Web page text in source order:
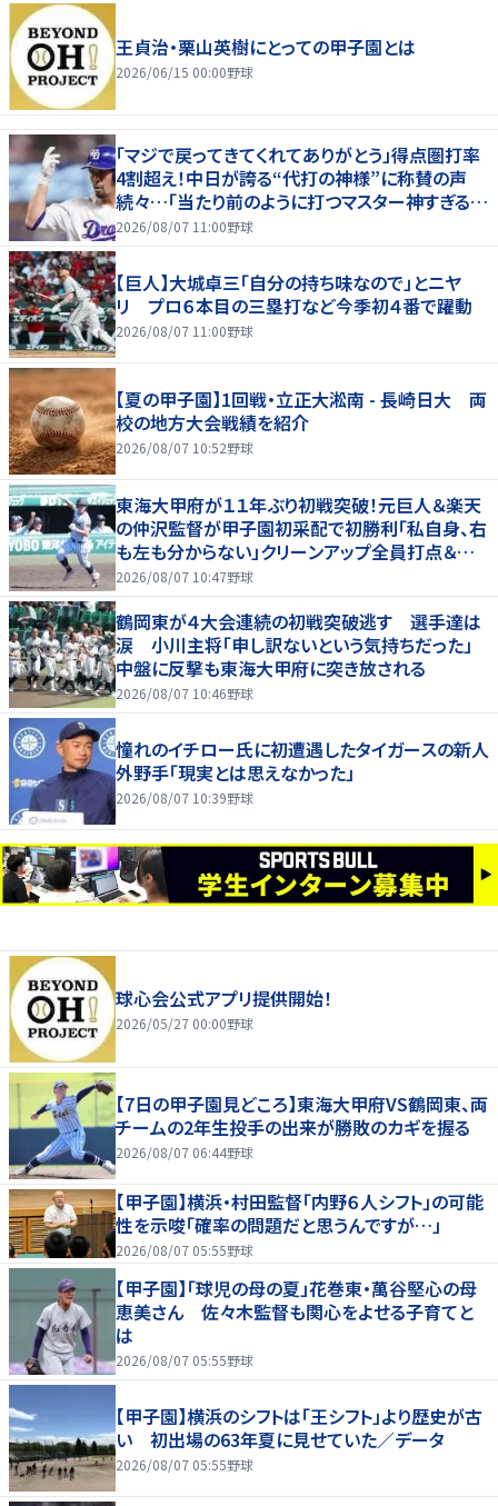
王貞治・栗山英樹にとっての甲子園とは
2026/06/15 00:00野球
「マジで戻ってきてくれてありがとう」得点圏打率
4割超え！中日が誇る“代打の神様”に称賛の声
続々…「当たり前のように打つマスター神すぎる」
「また初球で決めたな」
2026/08/07 11:00野球
【巨人】大城卓三「自分の持ち味なので」とニヤ
リ プロ６本目の三塁打など今季初４番で躍動
2026/08/07 11:00野球
【夏の甲子園】1回戦・立正大淞南 - 長崎日大 両
校の地方大会戦績を紹介
2026/08/07 10:52野球
東海大甲府が１１年ぶり初戦突破！元巨人＆楽天
の仲沢監督が甲子園初采配で初勝利「私自身、右
も左も分からない」クリーンアップ全員打点＆継
投も「理想的」
2026/08/07 10:47野球
鶴岡東が４大会連続の初戦突破逃す 選手達は
涙 小川主将「申し訳ないという気持ちだった」
中盤に反撃も東海大甲府に突き放される
2026/08/07 10:46野球
憧れのイチロー氏に初遭遇したタイガースの新人
外野手「現実とは思えなかった」
2026/08/07 10:39野球
球心会公式アプリ提供開始！
2026/05/27 00:00野球
【7日の甲子園見どころ】東海大甲府VS鶴岡東、両
チームの2年生投手の出来が勝敗のカギを握る
2026/08/07 06:44野球
【甲子園】横浜・村田監督「内野６人シフト」の可能
性を示唆「確率の問題だと思うんですが…」
2026/08/07 05:55野球
【甲子園】「球児の母の夏」花巻東・萬谷堅心の母
恵美さん 佐々木監督も関心をよせる子育てと
は
2026/08/07 05:55野球
【甲子園】横浜のシフトは「王シフト」より歴史が古
い 初出場の63年夏に見せていた／データ
2026/08/07 05:55野球